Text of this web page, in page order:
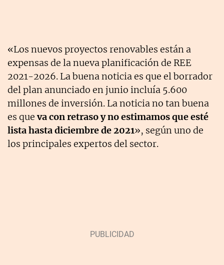
«Los nuevos proyectos renovables están a
expensas de la nueva planificación de REE
2021-2026. La buena noticia es que el borrador
del plan anunciado en junio incluía 5.600
millones de inversión. La noticia no tan buena
es queva con retraso y no estimamos que esté
lista hasta diciembre de 2021», según uno de
los principales expertos del sector.